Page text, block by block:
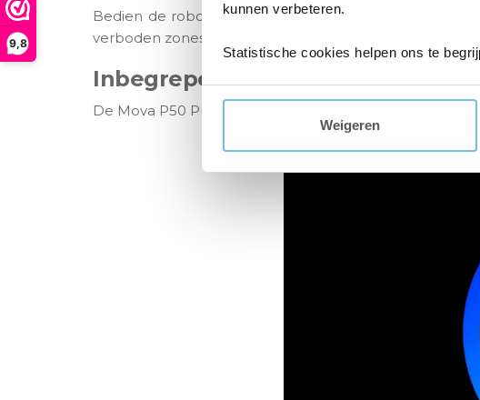
kunnen verbeteren.
Statistische cookies helpen ons te
Weigeren
9,8
Bedien de robot gemakkelijk via de app of
verboden zones te plaatsen of een tijdschema in te
Inbegrepen
De Mova P50 Pro Ultra wordt geleverd met een